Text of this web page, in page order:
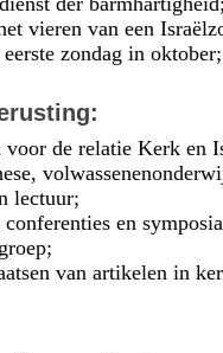
vieren van een
zondag in
voor de relatie Kerk en
lectuur;
conferenties en
van artikelen in